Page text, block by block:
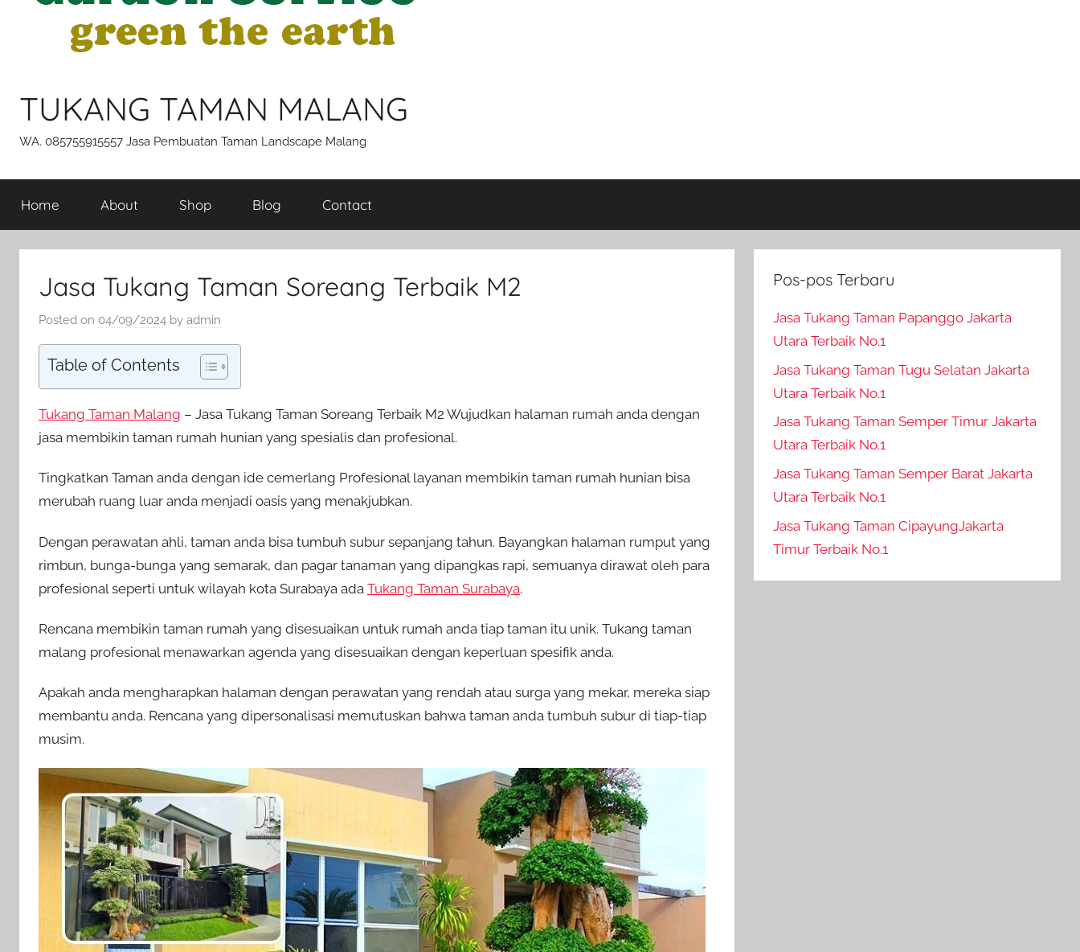
TUKANG TAMAN MALANG
WA. 085755915557 Jasa Pembuatan Taman Landscape Malang
Home About Shop Blog Contact
Jasa Tukang Taman Soreang Terbaik M2
Posted on 04/09/2024 by admin
Table of Contents
Tukang Taman Malang – Jasa Tukang Taman Soreang Terbaik M2 Wujudkan halaman rumah anda dengan
jasa membikin taman rumah hunian yang spesialis dan profesional.
Tingkatkan Taman anda dengan ide cemerlang Profesional layanan membikin taman rumah hunian bisa
merubah ruang luar anda menjadi oasis yang menakjubkan.
Dengan perawatan ahli, taman anda bisa tumbuh subur sepanjang tahun. Bayangkan halaman rumput yang
rimbun, bunga-bunga yang semarak, dan pagar tanaman yang dipangkas rapi, semuanya dirawat oleh para
profesional seperti untuk wilayah kota Surabaya ada Tukang Taman Surabaya.
Rencana membikin taman rumah yang disesuaikan untuk rumah anda tiap taman itu unik. Tukang taman
malang profesional menawarkan agenda yang disesuaikan dengan keperluan spesifik anda.
Apakah anda mengharapkan halaman dengan perawatan yang rendah atau surga yang mekar, mereka siap
membantu anda. Rencana yang dipersonalisasi memutuskan bahwa taman anda tumbuh subur di tiap-tiap
musim.
Pos-pos Terbaru
Jasa Tukang Taman Papanggo Jakarta
Utara Terbaik No.1
Jasa Tukang Taman Tugu Selatan Jakarta
Utara Terbaik No.1
Jasa Tukang Taman Semper Timur Jakarta
Utara Terbaik No.1
Jasa Tukang Taman Semper Barat Jakarta
Utara Terbaik No.1
Jasa Tukang Taman CipayungJakarta
Timur Terbaik No.1